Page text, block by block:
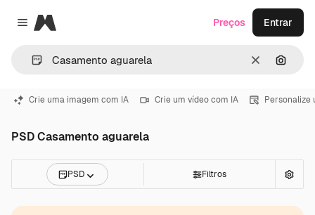
Close menu
Magnific
Limpar
Preços Entrar
Crie uma imagem com IA Crie um vídeo com IA Personalize
PSD Casamento aguarela
PSD Filtros